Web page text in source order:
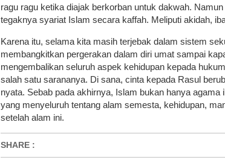
ragu ragu ketika diajak berkorban untuk dakwah.
tegaknya syariat Islam secara kaffah. Meliputi akidah,
Karena itu, selama kita masih terjebak dalam sistem
membangkitkan pergerakan dalam diri umat sampai
mengembalikan seluruh aspek kehidupan kepada
salah satu sarananya. Di sana, cinta kepada Rasul
nyata. Sebab pada akhirnya, Islam bukan hanya agama
yang menyeluruh tentang alam semesta, kehidupan,
setelah alam ini.
SHARE :